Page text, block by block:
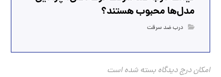
مدل‌ها محبوب هستند؟
درب ضد سرقت
امکان درج دیدگاه بسته شده است